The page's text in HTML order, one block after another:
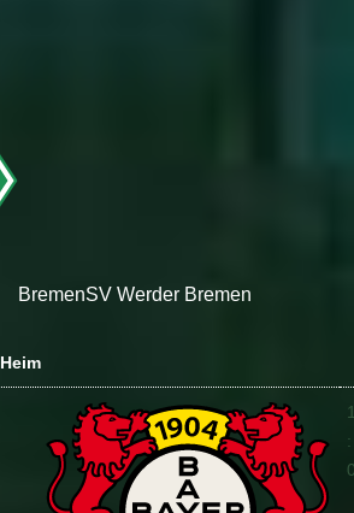
BremenSV Werder Bremen
Heim
: